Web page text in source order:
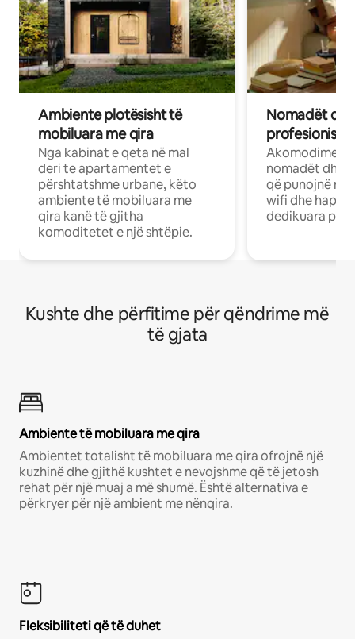
Ambiente plotësisht të
mobiluara me qira
Nga kabinat e qeta në mal
deri te apartamentet e
përshtatshme urbane, këto
ambiente të mobiluara me
qira kanë të gjitha
komoditetet e një shtëpie.
Nomadët
Akomodime
nomadët dhe
që punojnë në
wifi dhe
dedikuara
Kushte dhe përfitime për qëndrime më
të gjata
Ambiente të mobiluara me qira
Ambientet totalisht të mobiluara me qira ofrojnë një
kuzhinë dhe gjithë kushtet e nevojshme që të jetosh
rehat për një muaj a më shumë. Është alternativa e
përkryer për një ambient me nënqira.
Fleksibiliteti që të duhet